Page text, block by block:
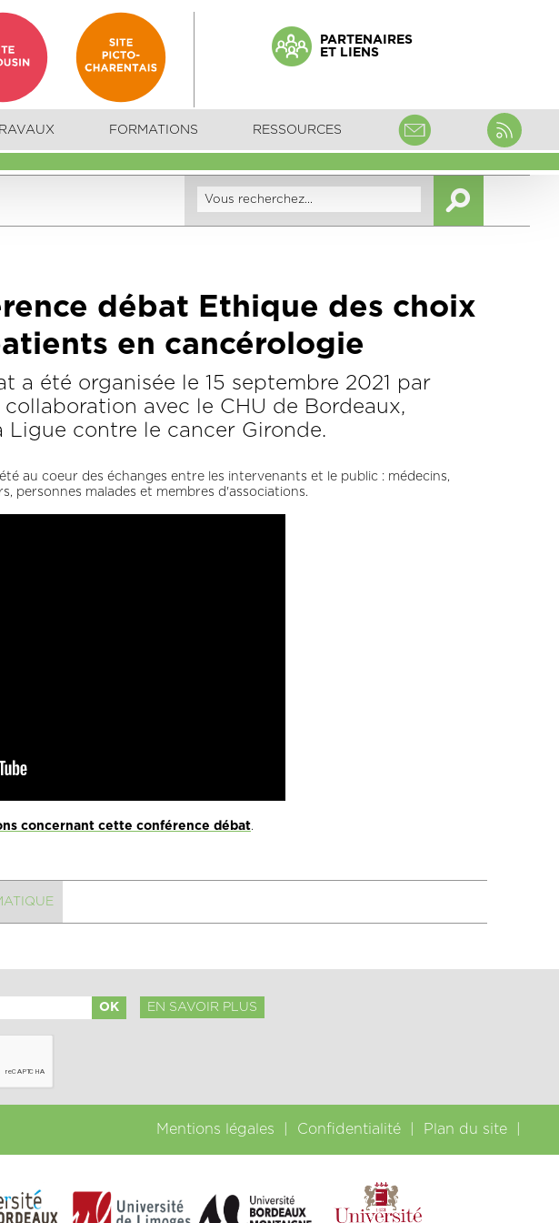
PARTENAIRES
ET LIENS
FORMATIONS RESSOURCES
débat Ethique des choix
en cancérologie
a été organisée le 15 septembre 2021 par
collaboration avec le CHU de Bordeaux,
Ligue contre le cancer Gironde.
au coeur des échanges entre les intervenants et le public : médecins,
personnes malades et membres d'associations.
concernant cette conférence débat.
EN SAVOIR PLUS
Mentions légales Confidentialité Plan du site